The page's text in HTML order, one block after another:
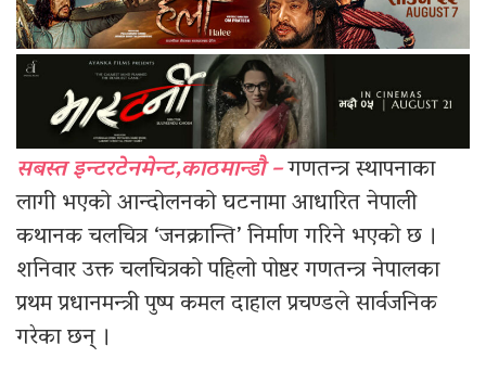
सबस्त इन्टरटेनमेन्ट,काठमान्डौ –गणतन्त्र स्थापनाका
लागी भएको आन्दोलनको घटनामा आधारित नेपाली
कथानक चलचित्र ‘जनक्रान्ति’ निर्माण गरिने भएको छ ।
शनिवार उक्त चलचित्रको पहिलो पोष्टर गणतन्त्र नेपालका
प्रथम प्रधानमन्त्री पुष्प कमल दाहाल प्रचण्डले सार्वजनिक
गरेका छन् ।